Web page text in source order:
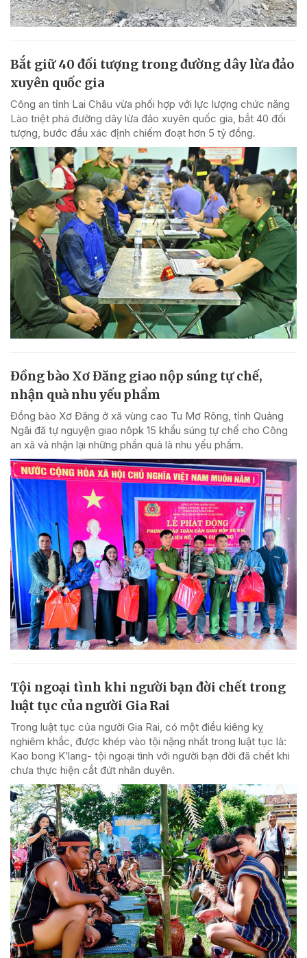
Bắt giữ 40 đối tượng trong đường dây lừa đảo
xuyên quốc gia
Công an tỉnh Lai Châu vừa phối hợp với lực lượng chức năng
Lào triệt phá đường dây lừa đảo xuyên quốc gia, bắt 40 đối
tượng, bước đầu xác định chiếm đoạt hơn 5 tỷ đồng.
Đồng bào Xơ Đăng giao nộp súng tự chế,
nhận quà nhu yếu phẩm
Đồng bào Xơ Đăng ở xã vùng cao Tu Mơ Rông, tỉnh Quảng
Ngãi đã tự nguyện giao nôpk 15 khẩu súng tự chế cho Công
an xã và nhận lại những phần quà là nhu yếu phẩm.
Tội ngoại tình khi người bạn đời chết trong
luật tục của người Gia Rai
Trong luật tục của người Gia Rai, có một điều kiêng kỵ
nghiêm khắc, được khép vào tội nặng nhất trong luật tục là:
Kao bong K’lang- tội ngoại tình với người bạn đời đã chết khi
chưa thực hiện cắt đứt nhân duyên.